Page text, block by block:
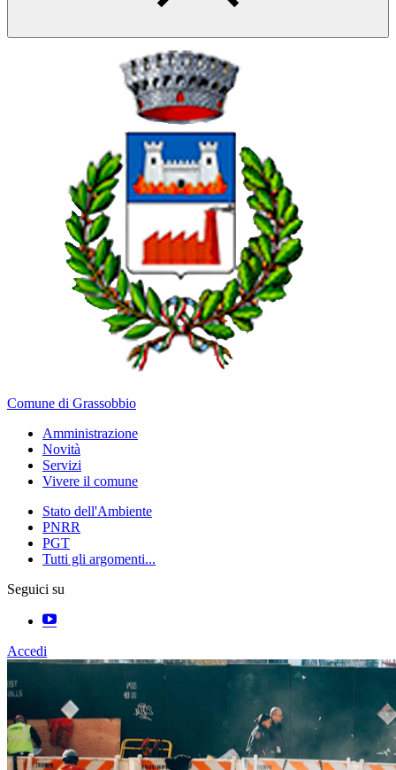
Comune di Grassobbio
Amministrazione
Novità
Servizi
Vivere il comune
Stato dell'Ambiente
PNRR
PGT
Tutti gli argomenti...
Seguici su
Accedi